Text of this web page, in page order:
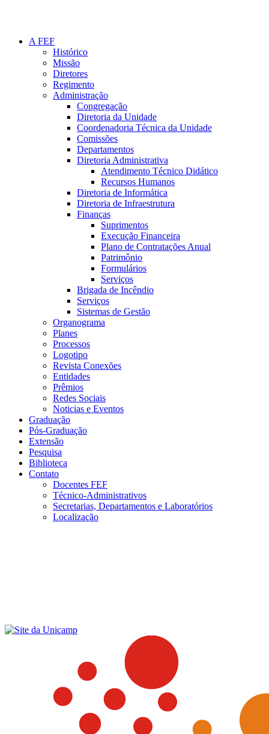
A FEF
Histórico
Missão
Diretores
Regimento
Administração
Congregação
Diretoria da Unidade
Coordenadoria Técnica da Unidade
Comissões
Departamentos
Diretoria Administrativa
Atendimento Técnico Didático
Recursos Humanos
Diretoria de Informática
Diretoria de Infraestrutura
Finanças
Suprimentos
Execução Financeira
Plano de Contratações Anual
Patrimônio
Formulários
Serviços
Brigada de Incêndio
Serviços
Sistemas de Gestão
Organograma
Planes
Processos
Logotipo
Revista Conexões
Entidades
Prêmios
Redes Sociais
Noticias e Eventos
Graduação
Pós-Graduação
Extensão
Pesquisa
Biblioteca
Contato
Docentes FEF
Técnico-Administrativos
Secretarias, Departamentos e Laboratórios
Localização